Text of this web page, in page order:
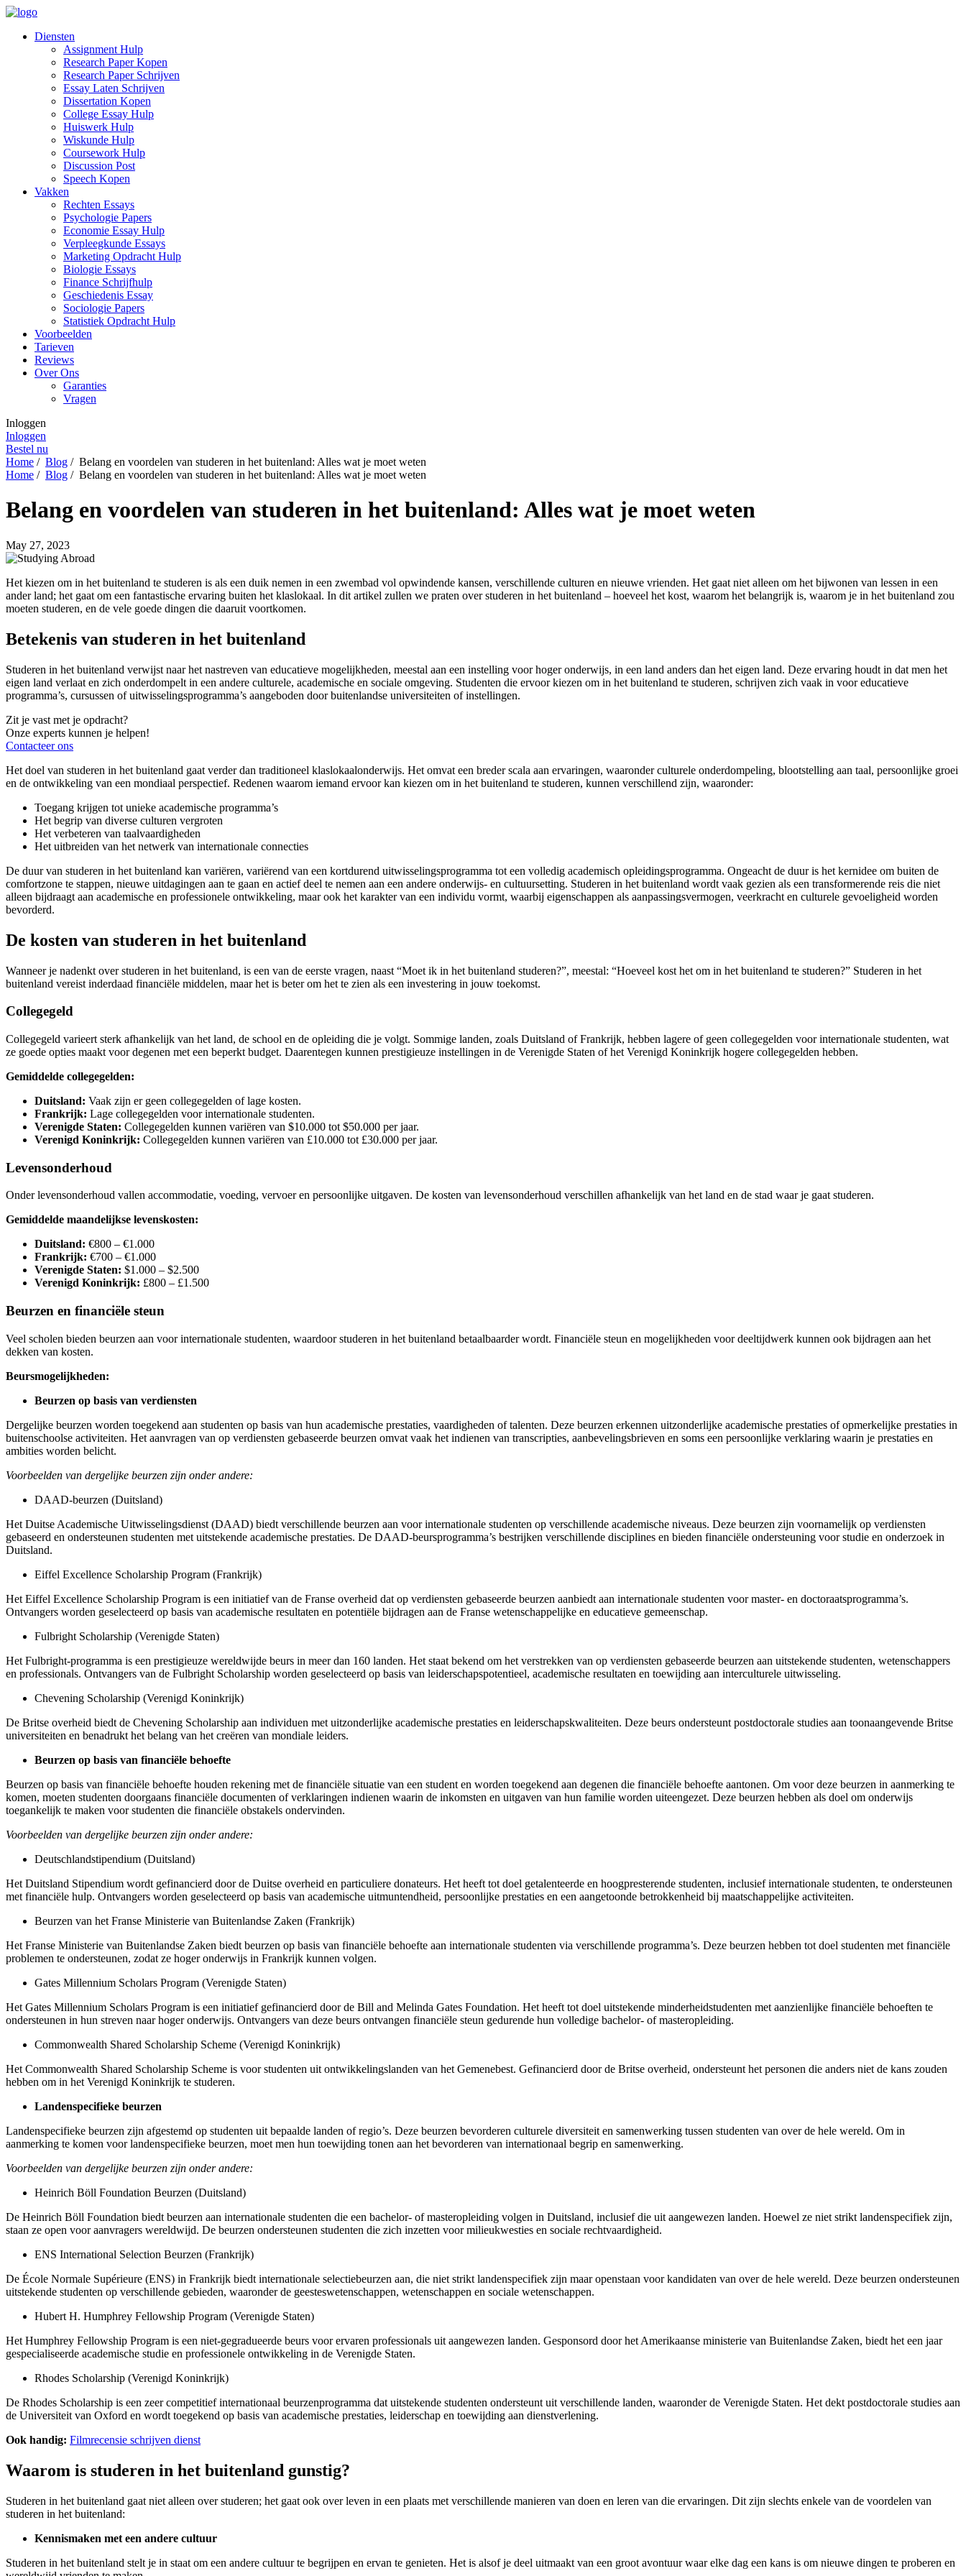
Diensten
Assignment Hulp
Research Paper Kopen
Research Paper Schrijven
Essay Laten Schrijven
Dissertation Kopen
College Essay Hulp
Huiswerk Hulp
Wiskunde Hulp
Coursework Hulp
Discussion Post
Speech Kopen
Vakken
Rechten Essays
Psychologie Papers
Economie Essay Hulp
Verpleegkunde Essays
Marketing Opdracht Hulp
Biologie Essays
Finance Schrijfhulp
Geschiedenis Essay
Sociologie Papers
Statistiek Opdracht Hulp
Voorbeelden
Tarieven
Reviews
Over Ons
Garanties
Vragen
Inloggen
Inloggen
Bestel nu
Home / Blog / Belang en voordelen van studeren in het buitenland: Alles wat je moet weten
Home / Blog / Belang en voordelen van studeren in het buitenland: Alles wat je moet weten
Belang en voordelen van studeren in het buitenland: Alles wat je moet weten
May 27, 2023
Het kiezen om in het buitenland te studeren is als een duik nemen in een zwembad vol opwindende kansen, verschillende culturen en nieuwe vrienden. Het gaat niet alleen om het bijwonen van lessen in een
ander land; het gaat om een fantastische ervaring buiten het klaslokaal. In dit artikel zullen we praten over studeren in het buitenland – hoeveel het kost, waarom het belangrijk is, waarom je in het buitenland zou
moeten studeren, en de vele goede dingen die daaruit voortkomen.
Betekenis van studeren in het buitenland
Studeren in het buitenland verwijst naar het nastreven van educatieve mogelijkheden, meestal aan een instelling voor hoger onderwijs, in een land anders dan het eigen land. Deze ervaring houdt in dat men het
eigen land verlaat en zich onderdompelt in een andere culturele, academische en sociale omgeving. Studenten die ervoor kiezen om in het buitenland te studeren, schrijven zich vaak in voor educatieve
programma’s, cursussen of uitwisselingsprogramma’s aangeboden door buitenlandse universiteiten of instellingen.
Zit je vast met je opdracht?
Onze experts kunnen je helpen!
Contacteer ons
Het doel van studeren in het buitenland gaat verder dan traditioneel klaslokaalonderwijs. Het omvat een breder scala aan ervaringen, waaronder culturele onderdompeling, blootstelling aan taal, persoonlijke groei
en de ontwikkeling van een mondiaal perspectief. Redenen waarom iemand ervoor kan kiezen om in het buitenland te studeren, kunnen verschillend zijn, waaronder:
Toegang krijgen tot unieke academische programma’s
Het begrip van diverse culturen vergroten
Het verbeteren van taalvaardigheden
Het uitbreiden van het netwerk van internationale connecties
De duur van studeren in het buitenland kan variëren, variërend van een kortdurend uitwisselingsprogramma tot een volledig academisch opleidingsprogramma. Ongeacht de duur is het kernidee om buiten de
comfortzone te stappen, nieuwe uitdagingen aan te gaan en actief deel te nemen aan een andere onderwijs- en cultuursetting. Studeren in het buitenland wordt vaak gezien als een transformerende reis die niet
alleen bijdraagt aan academische en professionele ontwikkeling, maar ook het karakter van een individu vormt, waarbij eigenschappen als aanpassingsvermogen, veerkracht en culturele gevoeligheid worden
bevorderd.
De kosten van studeren in het buitenland
Wanneer je nadenkt over studeren in het buitenland, is een van de eerste vragen, naast “Moet ik in het buitenland studeren?”, meestal: “Hoeveel kost het om in het buitenland te studeren?” Studeren in het
buitenland vereist inderdaad financiële middelen, maar het is beter om het te zien als een investering in jouw toekomst.
Collegegeld
Collegegeld varieert sterk afhankelijk van het land, de school en de opleiding die je volgt. Sommige landen, zoals Duitsland of Frankrijk, hebben lagere of geen collegegelden voor internationale studenten, wat
ze goede opties maakt voor degenen met een beperkt budget. Daarentegen kunnen prestigieuze instellingen in de Verenigde Staten of het Verenigd Koninkrijk hogere collegegelden hebben.
Gemiddelde collegegelden:
Duitsland: Vaak zijn er geen collegegelden of lage kosten.
Frankrijk: Lage collegegelden voor internationale studenten.
Verenigde Staten: Collegegelden kunnen variëren van $10.000 tot $50.000 per jaar.
Verenigd Koninkrijk: Collegegelden kunnen variëren van £10.000 tot £30.000 per jaar.
Levensonderhoud
Onder levensonderhoud vallen accommodatie, voeding, vervoer en persoonlijke uitgaven. De kosten van levensonderhoud verschillen afhankelijk van het land en de stad waar je gaat studeren.
Gemiddelde maandelijkse levenskosten:
Duitsland: €800 – €1.000
Frankrijk: €700 – €1.000
Verenigde Staten: $1.000 – $2.500
Verenigd Koninkrijk: £800 – £1.500
Beurzen en financiële steun
Veel scholen bieden beurzen aan voor internationale studenten, waardoor studeren in het buitenland betaalbaarder wordt. Financiële steun en mogelijkheden voor deeltijdwerk kunnen ook bijdragen aan het
dekken van kosten.
Beursmogelijkheden:
Beurzen op basis van verdiensten
Dergelijke beurzen worden toegekend aan studenten op basis van hun academische prestaties, vaardigheden of talenten. Deze beurzen erkennen uitzonderlijke academische prestaties of opmerkelijke prestaties in
buitenschoolse activiteiten. Het aanvragen van op verdiensten gebaseerde beurzen omvat vaak het indienen van transcripties, aanbevelingsbrieven en soms een persoonlijke verklaring waarin je prestaties en
ambities worden belicht.
Voorbeelden van dergelijke beurzen zijn onder andere:
DAAD-beurzen (Duitsland)
Het Duitse Academische Uitwisselingsdienst (DAAD) biedt verschillende beurzen aan voor internationale studenten op verschillende academische niveaus. Deze beurzen zijn voornamelijk op verdiensten
gebaseerd en ondersteunen studenten met uitstekende academische prestaties. De DAAD-beursprogramma’s bestrijken verschillende disciplines en bieden financiële ondersteuning voor studie en onderzoek in
Duitsland.
Eiffel Excellence Scholarship Program (Frankrijk)
Het Eiffel Excellence Scholarship Program is een initiatief van de Franse overheid dat op verdiensten gebaseerde beurzen aanbiedt aan internationale studenten voor master- en doctoraatsprogramma’s.
Ontvangers worden geselecteerd op basis van academische resultaten en potentiële bijdragen aan de Franse wetenschappelijke en educatieve gemeenschap.
Fulbright Scholarship (Verenigde Staten)
Het Fulbright-programma is een prestigieuze wereldwijde beurs in meer dan 160 landen. Het staat bekend om het verstrekken van op verdiensten gebaseerde beurzen aan uitstekende studenten, wetenschappers
en professionals. Ontvangers van de Fulbright Scholarship worden geselecteerd op basis van leiderschapspotentieel, academische resultaten en toewijding aan interculturele uitwisseling.
Chevening Scholarship (Verenigd Koninkrijk)
De Britse overheid biedt de Chevening Scholarship aan individuen met uitzonderlijke academische prestaties en leiderschapskwaliteiten. Deze beurs ondersteunt postdoctorale studies aan toonaangevende Britse
universiteiten en benadrukt het belang van het creëren van mondiale leiders.
Beurzen op basis van financiële behoefte
Beurzen op basis van financiële behoefte houden rekening met de financiële situatie van een student en worden toegekend aan degenen die financiële behoefte aantonen. Om voor deze beurzen in aanmerking te
komen, moeten studenten doorgaans financiële documenten of verklaringen indienen waarin de inkomsten en uitgaven van hun familie worden uiteengezet. Deze beurzen hebben als doel om onderwijs
toegankelijk te maken voor studenten die financiële obstakels ondervinden.
Voorbeelden van dergelijke beurzen zijn onder andere:
Deutschlandstipendium (Duitsland)
Het Duitsland Stipendium wordt gefinancierd door de Duitse overheid en particuliere donateurs. Het heeft tot doel getalenteerde en hoogpresterende studenten, inclusief internationale studenten, te ondersteunen
met financiële hulp. Ontvangers worden geselecteerd op basis van academische uitmuntendheid, persoonlijke prestaties en een aangetoonde betrokkenheid bij maatschappelijke activiteiten.
Beurzen van het Franse Ministerie van Buitenlandse Zaken (Frankrijk)
Het Franse Ministerie van Buitenlandse Zaken biedt beurzen op basis van financiële behoefte aan internationale studenten via verschillende programma’s. Deze beurzen hebben tot doel studenten met financiële
problemen te ondersteunen, zodat ze hoger onderwijs in Frankrijk kunnen volgen.
Gates Millennium Scholars Program (Verenigde Staten)
Het Gates Millennium Scholars Program is een initiatief gefinancierd door de Bill and Melinda Gates Foundation. Het heeft tot doel uitstekende minderheidstudenten met aanzienlijke financiële behoeften te
ondersteunen in hun streven naar hoger onderwijs. Ontvangers van deze beurs ontvangen financiële steun gedurende hun volledige bachelor- of masteropleiding.
Commonwealth Shared Scholarship Scheme (Verenigd Koninkrijk)
Het Commonwealth Shared Scholarship Scheme is voor studenten uit ontwikkelingslanden van het Gemenebest. Gefinancierd door de Britse overheid, ondersteunt het personen die anders niet de kans zouden
hebben om in het Verenigd Koninkrijk te studeren.
Landenspecifieke beurzen
Landenspecifieke beurzen zijn afgestemd op studenten uit bepaalde landen of regio’s. Deze beurzen bevorderen culturele diversiteit en samenwerking tussen studenten van over de hele wereld. Om in
aanmerking te komen voor landenspecifieke beurzen, moet men hun toewijding tonen aan het bevorderen van internationaal begrip en samenwerking.
Voorbeelden van dergelijke beurzen zijn onder andere:
Heinrich Böll Foundation Beurzen (Duitsland)
De Heinrich Böll Foundation biedt beurzen aan internationale studenten die een bachelor- of masteropleiding volgen in Duitsland, inclusief die uit aangewezen landen. Hoewel ze niet strikt landenspecifiek zijn,
staan ze open voor aanvragers wereldwijd. De beurzen ondersteunen studenten die zich inzetten voor milieukwesties en sociale rechtvaardigheid.
ENS International Selection Beurzen (Frankrijk)
De École Normale Supérieure (ENS) in Frankrijk biedt internationale selectiebeurzen aan, die niet strikt landenspecifiek zijn maar openstaan voor kandidaten van over de hele wereld. Deze beurzen ondersteunen
uitstekende studenten op verschillende gebieden, waaronder de geesteswetenschappen, wetenschappen en sociale wetenschappen.
Hubert H. Humphrey Fellowship Program (Verenigde Staten)
Het Humphrey Fellowship Program is een niet-gegradueerde beurs voor ervaren professionals uit aangewezen landen. Gesponsord door het Amerikaanse ministerie van Buitenlandse Zaken, biedt het een jaar
gespecialiseerde academische studie en professionele ontwikkeling in de Verenigde Staten.
Rhodes Scholarship (Verenigd Koninkrijk)
De Rhodes Scholarship is een zeer competitief internationaal beurzenprogramma dat uitstekende studenten ondersteunt uit verschillende landen, waaronder de Verenigde Staten. Het dekt postdoctorale studies aan
de Universiteit van Oxford en wordt toegekend op basis van academische prestaties, leiderschap en toewijding aan dienstverlening.
Ook handig: Filmrecensie schrijven dienst
Waarom is studeren in het buitenland gunstig?
Studeren in het buitenland gaat niet alleen over studeren; het gaat ook over leven in een plaats met verschillende manieren van doen en leren van die ervaringen. Dit zijn slechts enkele van de voordelen van
studeren in het buitenland:
Kennismaken met een andere cultuur
Studeren in het buitenland stelt je in staat om een andere cultuur te begrijpen en ervan te genieten. Het is alsof je deel uitmaakt van een groot avontuur waar elke dag een kans is om nieuwe dingen te proberen en